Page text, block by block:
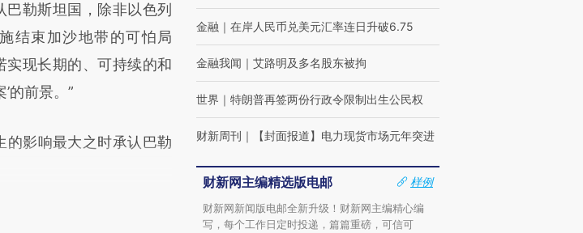
巴勒斯坦国，除非以色列
结束加沙地带的可怕局
实现长期的、可持续的和
的前景。”
影响最大之时承认巴勒
金融 ｜ 在岸人民币兑美元汇率连日升破6.75
金融我闻 ｜ 艾路明及多名股东被拘
世界 ｜ 特朗普再签两份行政令限制出生公民权
财新周刊 ｜ 【封面报道】电力现货市场元年突进
财新网主编精选版电邮
样例
财新网新闻版电邮全新升级！财新网主编精心编
写，每个工作日定时投递，篇篇重磅，可信可